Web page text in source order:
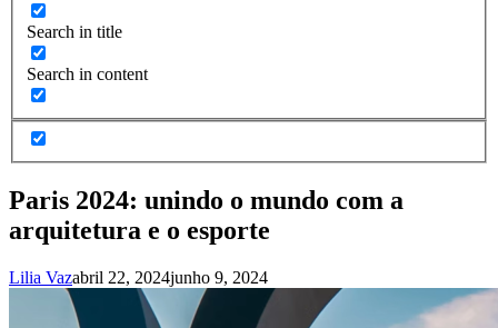
Search in title
Search in content
Paris 2024: unindo o mundo com a
arquitetura e o esporte
Lilia Vazabril 22, 2024junho 9, 2024